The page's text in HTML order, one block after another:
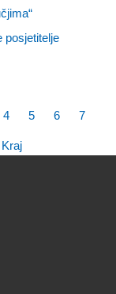
posjetitelje
4 5 6 7
Kraj